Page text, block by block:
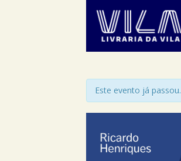
Este evento já passou.